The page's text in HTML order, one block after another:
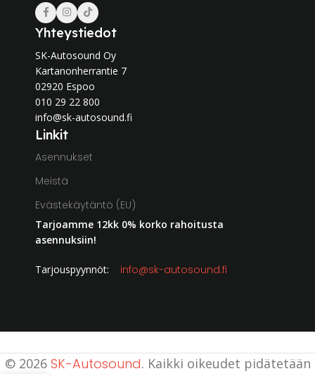
Yhteystiedot
SK-Autosound Oy
Kartanonherrantie 7
02920 Espoo
010 29 22 800
info@sk-autosound.fi
Linkit
Asennukset
Meistä
Evästekäytäntö (EU)
Tarjoamme 12kk 0% korko rahoitusta
asennuksiin!
Tarjouspyynnöt: info@sk-autosound.fi
© 2026 SK-Autosound. Kaikki oikeudet pidätetään